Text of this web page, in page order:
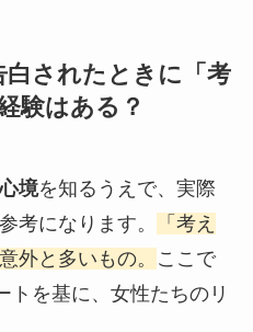
白されたときに「考
験はある？
境を知るうえで、実際
考になります。
「考え
外と多いもの。
ここで
トを基に、女性たちのリ